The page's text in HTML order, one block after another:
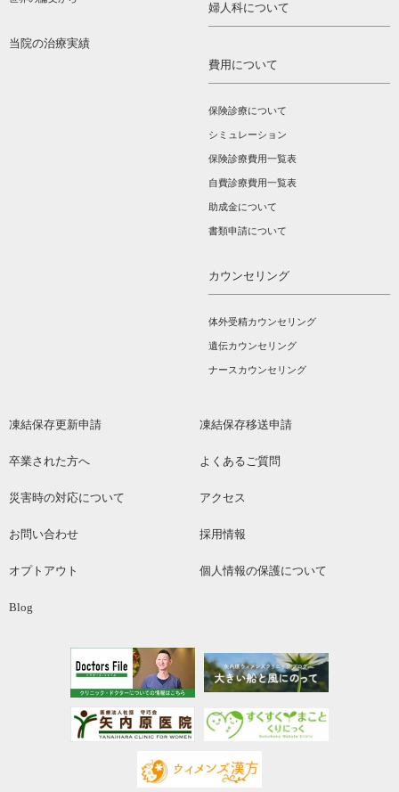
当院の治療実績
婦人科について
費用について
保険診療について
シミュレーション
保険診療費用一覧表
自費診療費用一覧表
助成金について
書類申請について
カウンセリング
体外受精カウンセリング
遺伝カウンセリング
ナースカウンセリング
凍結保存更新申請 凍結保存移送申請
卒業された方へ よくあるご質問
災害時の対応について アクセス
お問い合わせ 採用情報
オプトアウト 個人情報の保護について
Blog